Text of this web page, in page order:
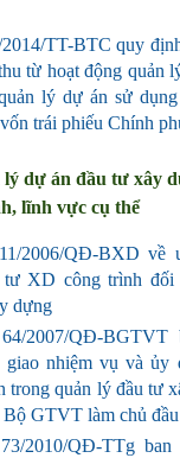
TT-BTC quy
từ hoạt động quản
lý dự án sử dụng
trái phiếu Chính
dự án đầu tư xây
lĩnh vực cụ thể
2006/QĐ-BXD về
tư XD công trình đối
dựng
2007/QĐ-BGTVT
nhiệm vụ và ủy
trong quản lý đầu tư
Bộ GTVT làm chủ
2010/QĐ-TTg ban